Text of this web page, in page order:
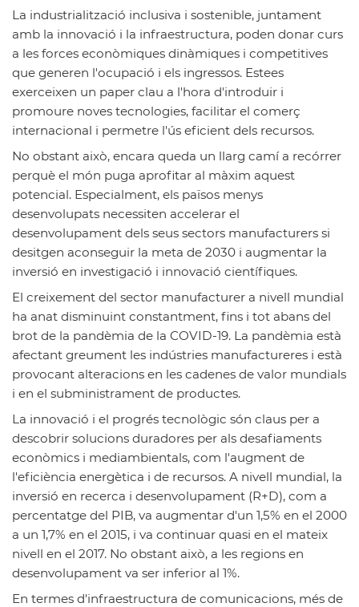
La industrialització inclusiva i sostenible, juntament
amb la innovació i la infraestructura, poden donar curs
a les forces econòmiques dinàmiques i competitives
que generen l'ocupació i els ingressos. Estees
exerceixen un paper clau a l'hora d'introduir i
promoure noves tecnologies, facilitar el comerç
internacional i permetre l'ús eficient dels recursos.
No obstant això, encara queda un llarg camí a recórrer
perquè el món puga aprofitar al màxim aquest
potencial. Especialment, els països menys
desenvolupats necessiten accelerar el
desenvolupament dels seus sectors manufacturers si
desitgen aconseguir la meta de 2030 i augmentar la
inversió en investigació i innovació científiques.
El creixement del sector manufacturer a nivell mundial
ha anat disminuint constantment, fins i tot abans del
brot de la pandèmia de la COVID-19. La pandèmia està
afectant greument les indústries manufactureres i està
provocant alteracions en les cadenes de valor mundials
i en el subministrament de productes.
La innovació i el progrés tecnològic són claus per a
descobrir solucions duradores per als desafiaments
econòmics i mediambientals, com l'augment de
l'eficiència energètica i de recursos. A nivell mundial, la
inversió en recerca i desenvolupament (R+D), com a
percentatge del PIB, va augmentar d'un 1,5% en el 2000
a un 1,7% en el 2015, i va continuar quasi en el mateix
nivell en el 2017. No obstant això, a les regions en
desenvolupament va ser inferior al 1%.
En termes d'infraestructura de comunicacions, més de